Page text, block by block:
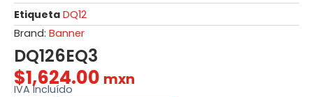
Etiqueta DQ12
Brand: Banner
DQ126EQ3
$1,624.00 mxn
IVA Incluído